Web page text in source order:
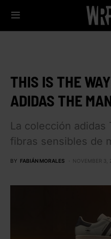
THIS IS THE
ADIDAS THE
La colección adidas
fibras sensibles de
BY FABIÁN MORALES NOVEMBER 3,